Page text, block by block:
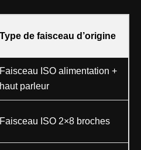
Type de faisceau d’origine
Faisceau ISO alimentation +
haut parleur
Faisceau ISO 2×8 broches